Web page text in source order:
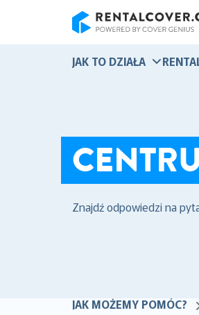
JAK TO DZIAŁA
Znajdź odpowiedzi na
JAK MOŻEMY POMÓC?